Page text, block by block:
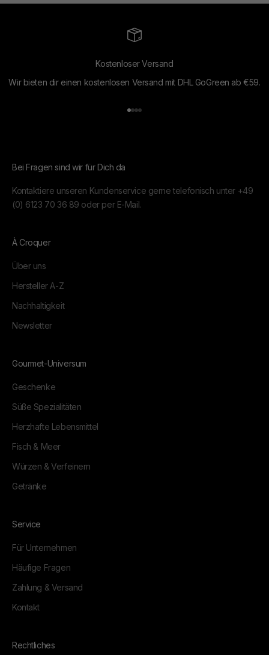
Kostenloser Versand
Wir bieten dir einen kostenlosen Versand mit DHL GoGreen ab €59.
Gehe zu Element 1
Gehe zu Element 2
Gehe zu Element 3
Gehe zu Element 4
Bei Fragen sind wir für Dich da
Kontaktiere unseren Kundenservice gerne telefonisch unter +49
(0) 6123 70 36 89 oder per E-Mail.
À Croquer
Über uns
Hersteller A-Z
Nachhaltigkeit
Newsletter
Gourmet-Universum
Geschenke
Süße Spezialitäten
Herzhafte Lebensmittel
Fisch & Meer
Würzen & Verfeinern
Getränke
Service
Für Unternehmen
Häufige Fragen
Zahlung & Versand
Kontakt
Rechtliches